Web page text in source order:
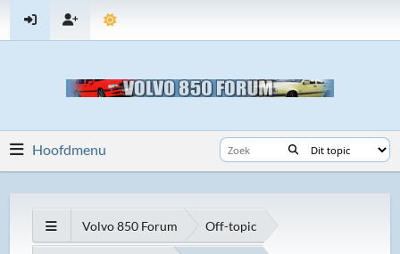
Hoofdmenu
Volvo 850 Forum Off-topic